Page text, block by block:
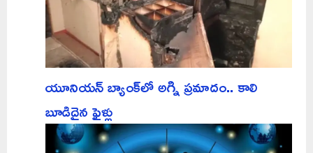
యూనియన్ బ్యాంక్‌లో అగ్ని ప్రమాదం.. కాలి
బూడిదైన ఫైళ్లు